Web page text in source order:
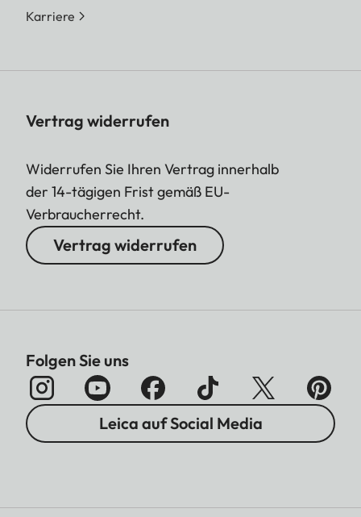
Karriere
Vertrag widerrufen
Widerrufen Sie Ihren Vertrag innerhalb
der 14-tägigen Frist gemäß EU-
Verbraucherrecht.
Vertrag widerrufen
Folgen Sie uns
Leica auf Social Media